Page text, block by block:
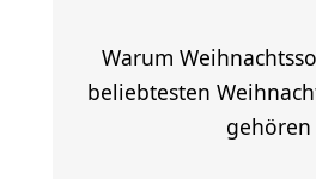
Warum
beliebtesten
gehören